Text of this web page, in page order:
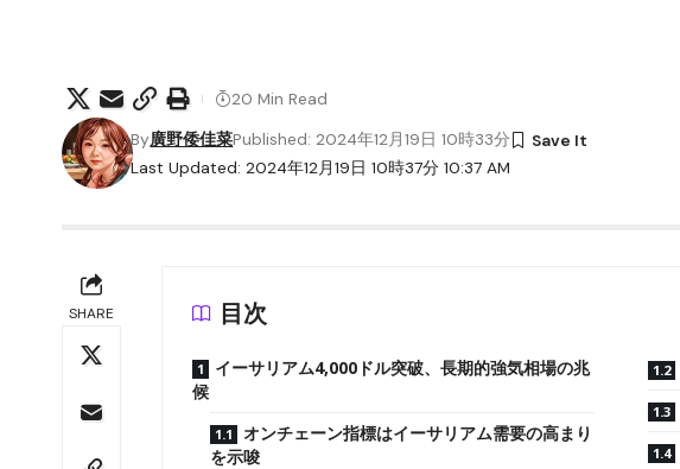
Last Updated: 2024年12月19日 10時37分 10:37 AM
By廣野倭佳菜Published: 2024年12月19日 10時33分
20 Min Read
SHARE 目次
イーサリアム4,000ドル突破、長期的強気相場の兆
候
オンチェーン指標はイーサリアム需要の高まり
を示唆